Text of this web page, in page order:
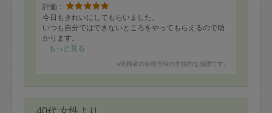
評価：
今日もきれいにしてもらいました。
いつも自分ではできないところをやってもらえるので助
かります。
もっと見る
※依頼者の依頼当時の主観的な感想です。